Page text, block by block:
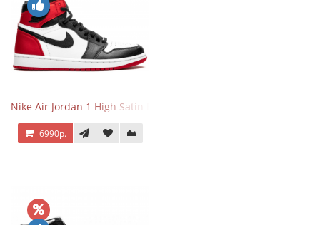
Nike Air Jordan 1 High Satin Black Toe
6990р.